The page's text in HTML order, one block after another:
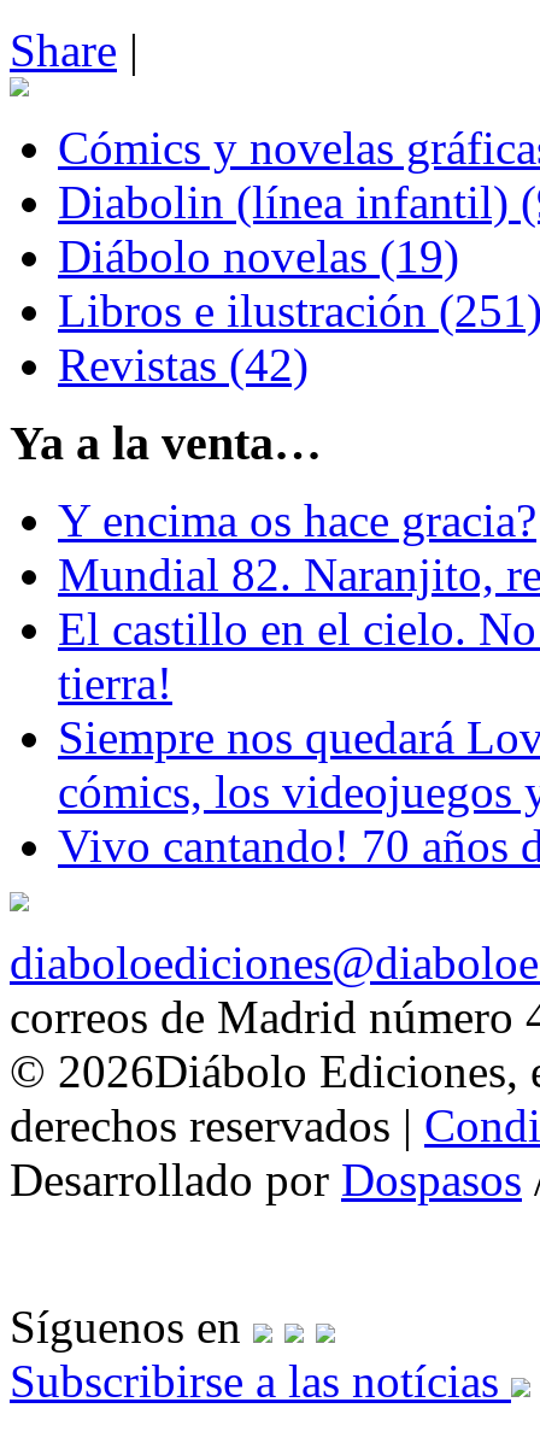
Share |
Cómics y novelas
Diabolin (línea infantil)
Diábolo novelas (19)
Libros e ilustración
Revistas (42)
Ya a la venta…
Y encima os hace gracia?
Mundial 82. Naranjito,
El castillo en el cielo.
tierra!
Siempre nos quedará
cómics, los videojuegos
Vivo cantando! 70 años
correos de Madrid número
© 2026Diábolo Ediciones,
derechos reservados |
Desarrollado por Dospasos
Síguenos en
Subscribirse a las notícias